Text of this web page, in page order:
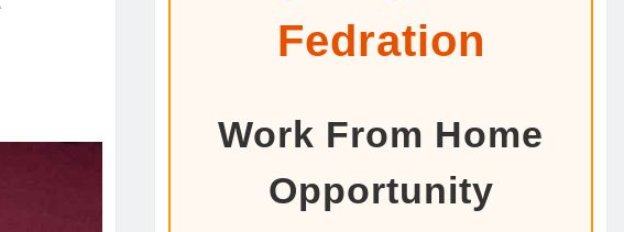
Fedration
Work From Home
Opportunity